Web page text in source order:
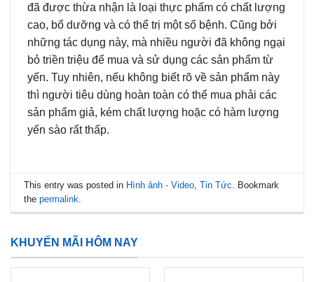
đã được thừa nhận là loại thực phẩm có chất lượng
cao, bổ dưỡng và có thể trị một số bệnh. Cũng bởi
những tác dụng này, mà nhiều người đã không ngại
bỏ triền triệu để mua và sử dụng các sản phẩm từ
yến. Tuy nhiên, nếu không biết rõ về sản phẩm này
thì người tiêu dùng hoàn toàn có thể mua phải các
sản phẩm giả, kém chất lượng hoặc có hàm lượng
yến sào rất thấp.
This entry was posted in Hình ảnh - Video ,Tin Tức . Bookmark
thepermalink
KHUYẾN MÃI HÔM NAY